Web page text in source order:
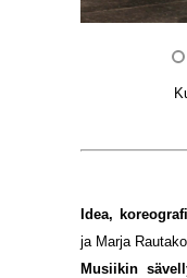
Idea,
ja Marja
Musiikin